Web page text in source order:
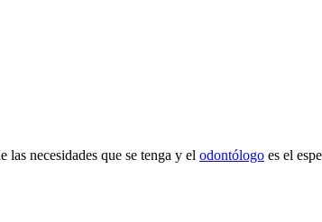
necesidades que se tenga y el odontólogo es el